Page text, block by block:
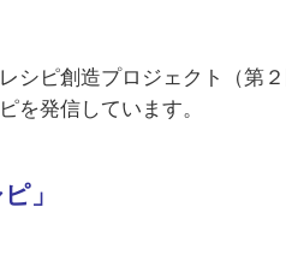
シピ創造プロジェクト（第
を発信しています。
」